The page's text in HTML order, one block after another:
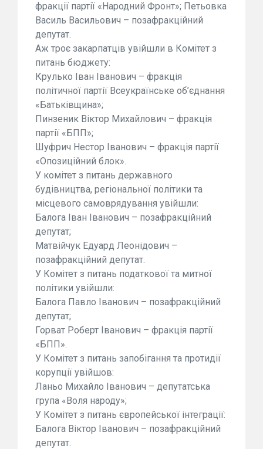
фракції партії «Народний Фронт»; Петьовка
Василь Васильович – позафракційний
депутат.
Аж троє закарпатців увійшли в Комітет з
питань бюджету:
Крулько Іван Іванович – фракція
політичної партії Всеукраїнське об’єднання
«Батьківщина»;
Пинзеник Віктор Михайлович – фракція
партії «БПП»;
Шуфрич Нестор Іванович – фракція партії
«Опозиційний блок».
У комітет з питань державного
будівництва, регіональної політики та
місцевого самоврядування увійшли:
Балога Іван Іванович – позафракційний
депутат;
Матвійчук Едуард Леонідович –
позафракційний депутат.
У Комітет з питань податкової та митної
політики увійшли:
Балога Павло Іванович – позафракційний
депутат;
Горват Роберт Іванович – фракція партії
«БПП».
У Комітет з питань запобігання та протидії
корупції увійшов:
Ланьо Михайло Іванович – депутатська
група «Воля народу»;
У Комітет з питань європейської інтеграції:
Балога Віктор Іванович – позафракційний
депутат.